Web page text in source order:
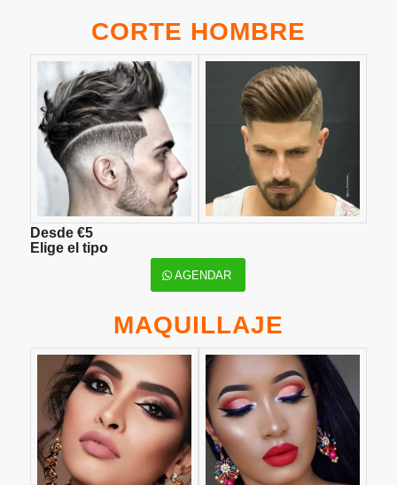
CORTE HOMBRE
Desde €5
Elige el tipo
AGENDAR
MAQUILLAJE